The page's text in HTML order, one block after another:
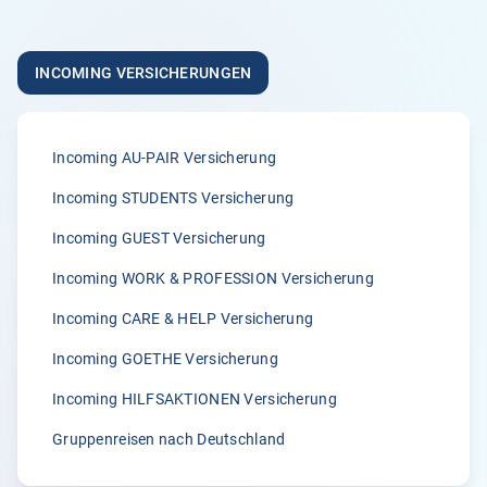
AuPairs , habe sie auch weiterempfohlen. Egal um
welches Thema es ging , es wurde alles problemlos und
vor allem schnell erledigt!“
05.04.2026
5.00
„Wir sind von der zügigen Bearbeitung von Klemmer
International immer wieder begeisterst.“
A.
INCOMING VERSICHERUNGEN
Incoming AU-PAIR Versicherung
Incoming STUDENTS Versicherung
Incoming GUEST Versicherung
Incoming WORK & PROFESSION Versicherung
Incoming CARE & HELP Versicherung
Incoming GOETHE Versicherung
Incoming HILFSAKTIONEN Versicherung
Gruppenreisen nach Deutschland